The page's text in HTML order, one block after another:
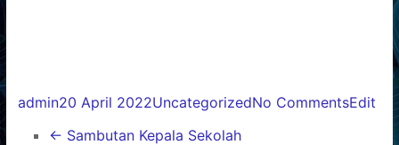
admin20 April 2022UncategorizedNo CommentsEdit
← Sambutan Kepala Sekolah